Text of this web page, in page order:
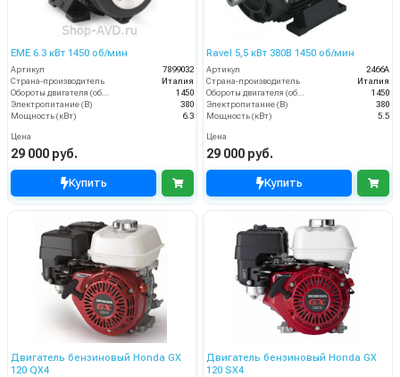
EME 6.3 кВт 1450 об/мин
Артикул
7899032
Страна-производитель
Италия
1450
Электропитание (В)
380
Мощность (кВт)
6.3
Цена
29 000 руб.
Купить
Ravel 5,5 кВт 380B 1450 об/мин
Артикул
2466A
Страна-производитель
Италия
1450
Электропитание (В)
380
Мощность (кВт)
5.5
Цена
29 000 руб.
Купить
Двигатель бензиновый Honda GX
120 QX4
Двигатель бензиновый Honda GX
120 SX4